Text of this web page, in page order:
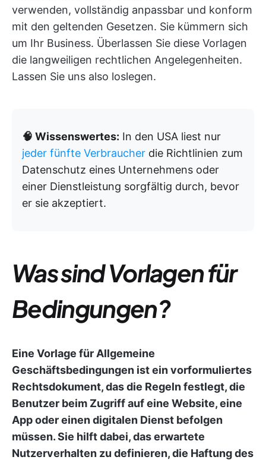
verwenden, vollständig anpassbar und konform
mit den geltenden Gesetzen. Sie kümmern sich
um Ihr Business. Überlassen Sie diese Vorlagen
die langweiligen rechtlichen Angelegenheiten.
Lassen Sie uns also loslegen.
🧠 Wissenswertes: In den USA liest nur
jeder fünfte Verbraucher die Richtlinien zum
Datenschutz eines Unternehmens oder
einer Dienstleistung sorgfältig durch, bevor
er sie akzeptiert.
Was sind Vorlagen für
Bedingungen?
Eine Vorlage für Allgemeine
Geschäftsbedingungen ist ein vorformuliertes
Rechtsdokument, das die Regeln festlegt, die
Benutzer beim Zugriff auf eine Website, eine
App oder einen digitalen Dienst befolgen
müssen. Sie hilft dabei, das erwartete
Nutzerverhalten zu definieren, die Haftung des